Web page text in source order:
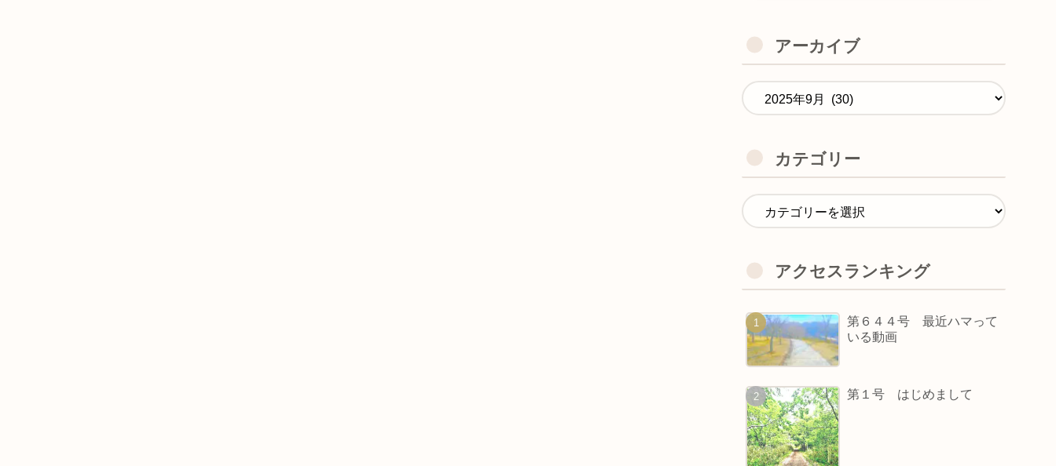
アーカイブ
カテゴリー
アクセスランキング
第６４４号 最近ハマって
いる動画
第１号 はじめまして